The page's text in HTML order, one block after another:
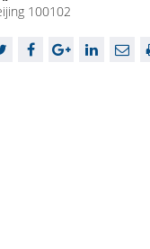
100102